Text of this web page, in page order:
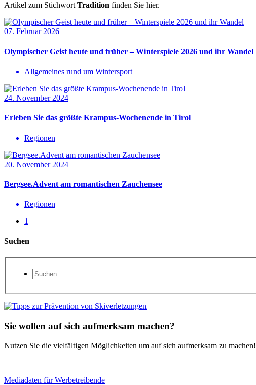
Artikel zum StichwortTradition finden Sie hier.
07. Februar 2026
Olympischer Geist heute und früher – Winterspiele 2026 und ihr Wandel
Allgemeines rund um Wintersport
24. November 2024
Erleben Sie das größte Krampus-Wochenende in Tirol
Regionen
20. November 2024
Bergsee.Advent am romantischen Zauchensee
Regionen
1
Suchen
Sie wollen auf sich aufmerksam machen?
Nutzen Sie die vielfältigen Möglichkeiten um auf sich aufmerksam zu machen!
Mediadaten für Werbetreibende